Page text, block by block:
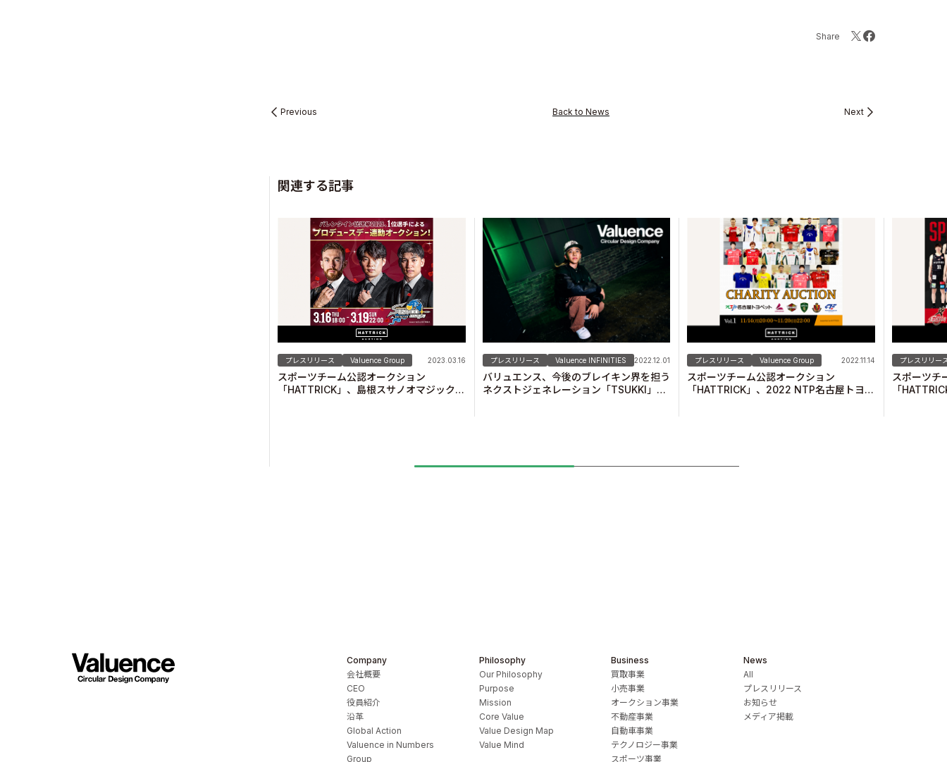
Share
Previous Back to News Next
関連する記事
プレスリリース Valuence Group 2023.03.16
スポーツチーム公認オークション
「HATTRICK」、島根スサノオマジックプ
プレスリリース Valuence INFINITIES 2022.12.01
バリュエンス、今後のブレイキン界を担う
ネクストジェネレーション「TSUKKI」と
プレスリリース Valuence Group 2022.11.14
スポーツチーム公認オークション
「HATTRICK」、2022 NTP名古屋トヨペ
プレスリリー
スポーツチ
「
Company
会社概要
CEO
役員紹介
沿革
Global Action
Valuence in Numbers
Group
Philosophy
Our Philosophy
Purpose
Mission
Core Value
Value Design Map
Value Mind
Business
買取事業
小売事業
オークション事業
不動産事業
自動車事業
テクノロジー事業
スポーツ事業
News
All
プレスリリース
お知らせ
メディア掲載